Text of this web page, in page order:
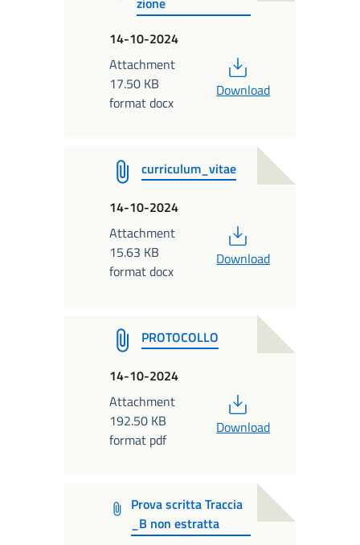
14-10-2024
Attachment
17.50 KB
format docx
Download
curriculum_vitae
14-10-2024
Attachment
15.63 KB
format docx
Download
PROTOCOLLO
14-10-2024
Attachment
192.50 KB
format pdf
Download
Prova scritta Traccia
_B non estratta